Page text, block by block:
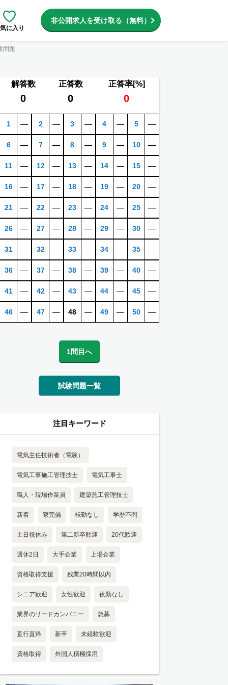
に入り
非公開求人を受け取る（無料）
問題
解答数 正答数 正答率[%]
0 0 0
1 ―
6 ―
11 ―
16 ―
21 ―
26 ―
31 ―
36 ―
41 ―
46 ―
2 ―
7 ―
12 ―
17 ―
22 ―
27 ―
32 ―
37 ―
42 ―
47 ―
3 ―
8 ―
13 ―
18 ―
23 ―
28 ―
33 ―
38 ―
43 ―
48 ―
4 ―
9 ―
14 ―
19 ―
24 ―
29 ―
34 ―
39 ―
44 ―
49 ―
5 ―
10 ―
15 ―
20 ―
25 ―
30 ―
35 ―
40 ―
45 ―
50 ―
1問目へ
試験問題一覧
注目キーワード
電気主任技術者（電験）
電気工事施工管理技士 電気工事士
職人・現場作業員 建築施工管理技士
新着 寮完備 転勤なし 学歴不問
土日祝休み 第二新卒歓迎 20代歓迎
週休2日 大手企業 上場企業
資格取得支援 残業20時間以内
シニア歓迎 女性歓迎 夜勤なし
業界のリードカンパニー 急募
直行直帰 新卒 未経験歓迎
資格取得 外国人積極採用